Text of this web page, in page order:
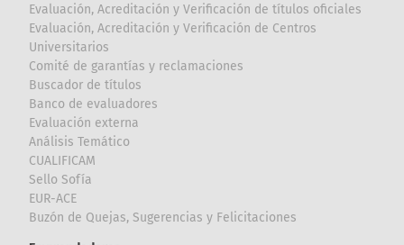
Evaluación, Acreditación y Verificación de títulos oficiales
Evaluación, Acreditación y Verificación de Centros
Universitarios
Comité de garantías y reclamaciones
Buscador de títulos
Banco de evaluadores
Evaluación externa
Análisis Temático
CUALIFICAM
Sello Sofía
EUR-ACE
Buzón de Quejas, Sugerencias y Felicitaciones